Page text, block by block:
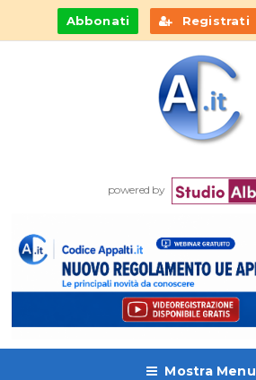
Abbonati Registrati
powered by
Mostra Menu